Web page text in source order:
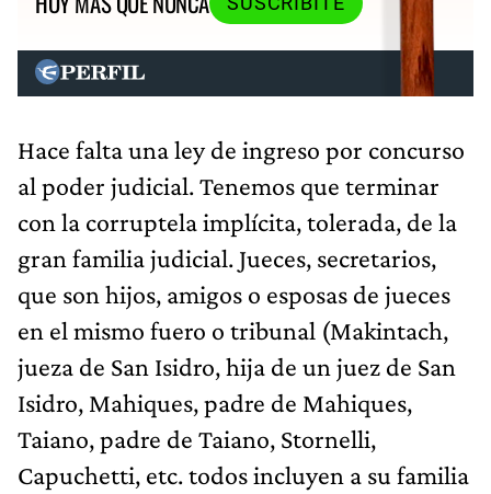
Hace falta una ley de ingreso por concurso
al poder judicial. Tenemos que terminar
con la corruptela implícita, tolerada, de la
gran familia judicial. Jueces, secretarios,
que son hijos, amigos o esposas de jueces
en el mismo fuero o tribunal (Makintach,
jueza de San Isidro, hija de un juez de San
Isidro, Mahiques, padre de Mahiques,
Taiano, padre de Taiano, Stornelli,
Capuchetti, etc. todos incluyen a su familia